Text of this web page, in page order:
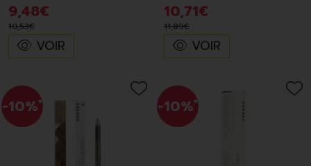
9,48€
10,53€
VOIR
10,71€
11,89€
VOIR
-10%* -10%*